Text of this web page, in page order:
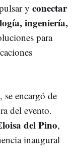
y conectar
ingeniería,
para
se encargó de
del evento.
del Pino,
inaugural